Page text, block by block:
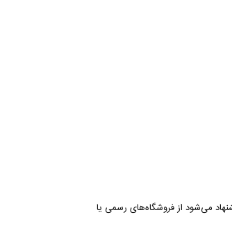
می‌شود از فروشگاه‌های رسمی یا